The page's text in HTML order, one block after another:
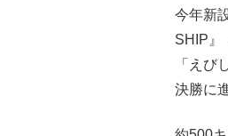
今年新
SHIP』
「えび
決勝に